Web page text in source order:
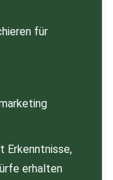
für
Erkenntnisse,
erhalten